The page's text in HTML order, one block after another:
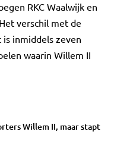
RKC Waalwijk en
verschil met de
inmiddels zeven
waarin Willem II
Willem II, maar stapt